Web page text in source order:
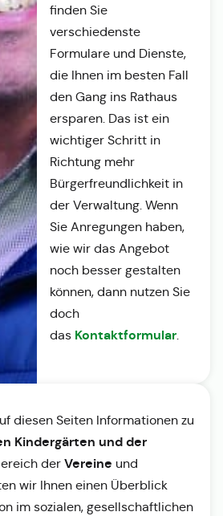
finden Sie
verschiedenste
Formulare und Dienste,
die Ihnen im besten Fall
den Gang ins Rathaus
ersparen. Das ist ein
wichtiger Schritt in
Richtung mehr
Bürgerfreundlichkeit in
der Verwaltung. Wenn
Sie Anregungen haben,
wie wir das Angebot
noch besser gestalten
können, dann nutzen Sie
doch
das Kontaktformular.
diesen Seiten Informationen zu
Kindergärten und der
der Vereine und
wir Ihnen einen Überblick
im sozialen, gesellschaftlichen